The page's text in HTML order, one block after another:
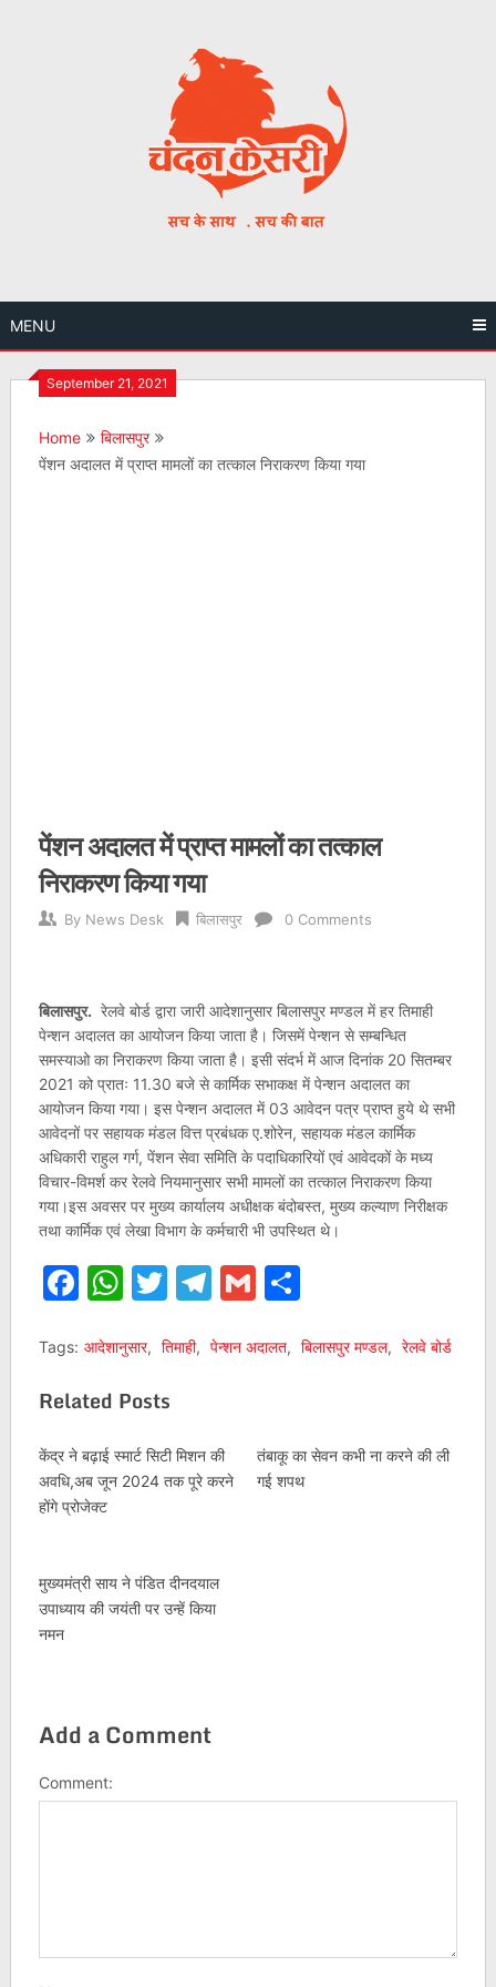
MENU
September 21, 2021
Home
बिलासपुर
पेंशन अदालत में प्राप्त मामलों का तत्काल निराकरण किया गया
पेंशन अदालत में प्राप्त मामलों का तत्काल
निराकरण किया गया
By News Desk बिलासपुर 0 Comments
बिलासपुर. रेलवे बोर्ड द्वारा जारी आदेशानुसार बिलासपुर मण्डल में हर तिमाही
पेन्शन अदालत का आयोजन किया जाता है। जिसमें पेन्शन से सम्बन्धित
समस्याओ का निराकरण किया जाता है। इसी संदर्भ में आज दिनांक 20 सितम्बर
2021 को प्रातः 11.30 बजे से कार्मिक सभाकक्ष में पेन्शन अदालत का
आयोजन किया गया। इस पेन्शन अदालत में 03 आवेदन पत्र प्राप्त हुये थे सभी
आवेदनों पर सहायक मंडल वित्त प्रबंधक ए.शोरेन, सहायक मंडल कार्मिक
अधिकारी राहुल गर्ग, पेंशन सेवा समिति के पदाधिकारियों एवं आवेदकों के मध्य
विचार-विमर्श कर रेलवे नियमानुसार सभी मामलों का तत्काल निराकरण किया
गया।इस अवसर पर मुख्य कार्यालय अधीक्षक बंदोबस्त, मुख्य कल्याण निरीक्षक
तथा कार्मिक एवं लेखा विभाग के कर्मचारी भी उपस्थित थे।
Facebook
WhatsApp
Twitter
Telegram
GmailShare
Tags: आदेशानुसार, तिमाही, पेन्शन अदालत, बिलासपुर मण्डल, रेलवे बोर्ड
Related Posts
केंद्र ने बढ़ाई स्मार्ट सिटी मिशन की
अवधि,अब जून 2024 तक पूरे करने
होंगे प्रोजेक्ट
तंबाकू का सेवन कभी ना करने की ली
गई शपथ
मुख्यमंत्री साय ने पंडित दीनदयाल
उपाध्याय की जयंती पर उन्हें किया
नमन
Add a Comment
Comment: